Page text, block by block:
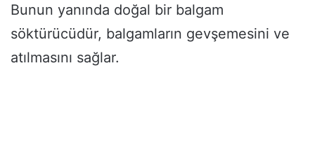
Bunun yanında doğal bir balgam
söktürücüdür, balgamların gevşemesini ve
atılmasını sağlar.